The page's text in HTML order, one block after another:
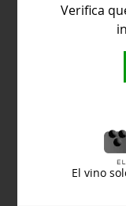
Verifica
El vino